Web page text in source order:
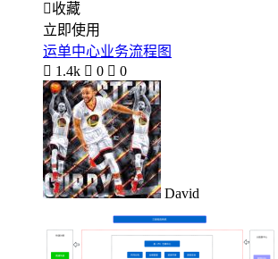
收藏
立即使用
运单中心业务流程图
 1.4k  0  0
David